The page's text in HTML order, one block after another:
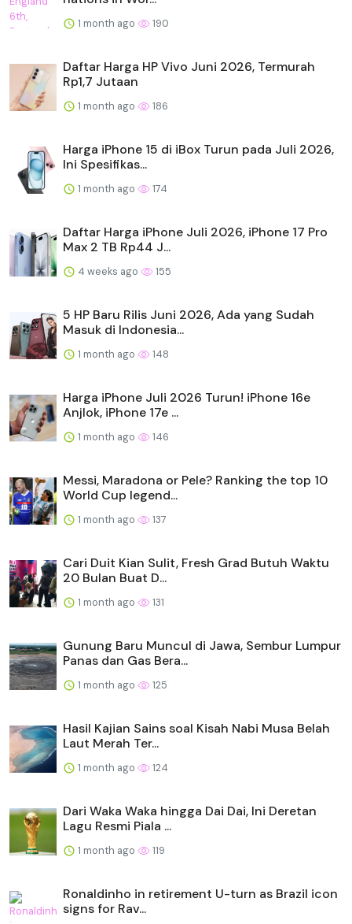
1 month ago 190
Daftar Harga HP Vivo Juni 2026, Termurah
Rp1,7 Jutaan
1 month ago 186
Harga iPhone 15 di iBox Turun pada Juli 2026,
Ini Spesifikas...
1 month ago 174
Daftar Harga iPhone Juli 2026, iPhone 17 Pro
Max 2 TB Rp44 J...
4 weeks ago 155
5 HP Baru Rilis Juni 2026, Ada yang Sudah
Masuk di Indonesia...
1 month ago 148
Harga iPhone Juli 2026 Turun! iPhone 16e
Anjlok, iPhone 17e ...
1 month ago 146
Messi, Maradona or Pele? Ranking the top 10
World Cup legend...
1 month ago 137
Cari Duit Kian Sulit, Fresh Grad Butuh Waktu
20 Bulan Buat D...
1 month ago 131
Gunung Baru Muncul di Jawa, Sembur Lumpur
Panas dan Gas Bera...
1 month ago 125
Hasil Kajian Sains soal Kisah Nabi Musa Belah
Laut Merah Ter...
1 month ago 124
Dari Waka Waka hingga Dai Dai, Ini Deretan
Lagu Resmi Piala ...
1 month ago 119
Ronaldinho in retirement U-turn as Brazil icon
signs for Rav...